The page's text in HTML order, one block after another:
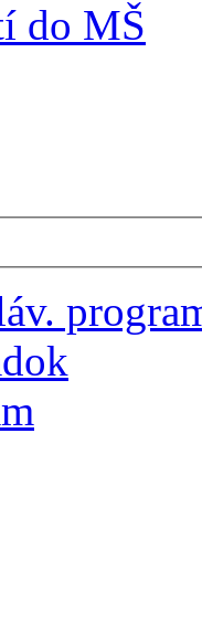
do MŠ